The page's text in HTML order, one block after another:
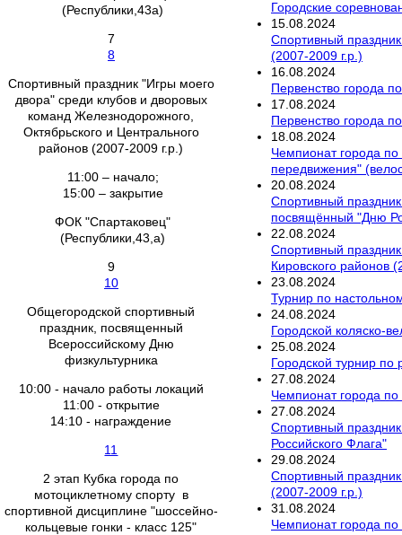
(Республики,43а)
7
8
Спортивный праздник "Игры моего
двора" среди клубов и дворовых
команд Железнодорожного,
Октябрьского и Центрального
районов (2007-2009 г.р.)
11:00 – начало;
15:00 – закрытие
ФОК "Спартаковец"
(Республики,43,а)
9
10
Общегородской спортивный
праздник, посвященный
Всероссийскому Дню
физкультурника
10:00 - начало работы локаций
11:00 - открытие
14:10 - награждение
11
2 этап Кубка города по
мотоциклетному спорту в
спортивной дисциплине "шоссейно-
кольцевые гонки - класс 125"
Городские
15 08 2024
Спортивный
(2007-2009 г.р.)
16 08 2024
Первенство города
17 08 2024
Первенство города
18 08 2024
Чемпионат города по
передвижения"
20 08 2024
Спортивный
посвящённый "Дню
22 08 2024
Спортивный
Кировского районов
23 08 2024
Турнир по
24 08 2024
Городской коляско-
25 08 2024
Городской турнир
27 08 2024
Чемпионат города
27 08 2024
Спортивный
Российского Флага"
29 08 2024
Спортивный
(2007-2009 г.р.)
31 08 2024
Чемпионат города по